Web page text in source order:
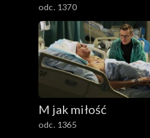
odc. 1370
M jak miłość
odc. 1365